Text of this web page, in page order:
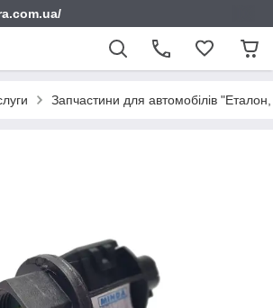
Запчастини для автомобілів